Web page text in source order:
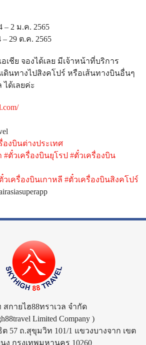
– 2 ม.ค. 2565
– 29 ต.ค. 2565
เชีย จองได้เลย มีเจ้าหน้าที่บริการ
ดินทางไปสิงคโปร์ หรือเส้นทางบินอื่นๆ
ได้เลยค่ะ
องบินต่างประเทศ
#ตั๋วเครื่องบินยุโรป #ตั๋วเครื่องบิน
วเครื่องบินเกาหลี #ตั๋วเครื่องบินสิงคโปร์
สกายไฮ88ทราเวล จำกัด
Limited Company )
57 ถ.สุขุมวิท 101/1 แขวงบางจาก เขต
ง กรุงเทพมหานคร 10260